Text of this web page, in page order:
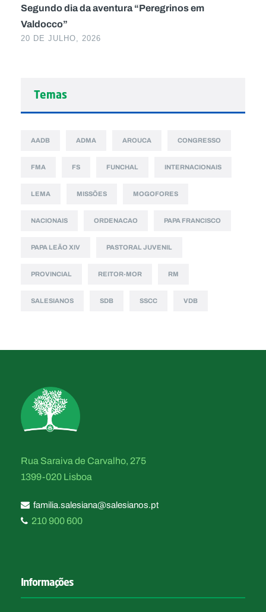
Segundo dia da aventura “Peregrinos em
Valdocco”
20 DE JULHO, 2026
Temas
AADB ADMA AROUCA CONGRESSO
FMA FS FUNCHAL INTERNACIONAIS
LEMA MISSÕES MOGOFORES
NACIONAIS ORDENACAO PAPA FRANCISCO
PAPA LEÃO XIV PASTORAL JUVENIL
PROVINCIAL REITOR-MOR RM
SALESIANOS SDB SSCC VDB
Rua Saraiva de Carvalho, 275
1399-020 Lisboa
familia.salesiana@salesianos.pt
210 900 600
Informações